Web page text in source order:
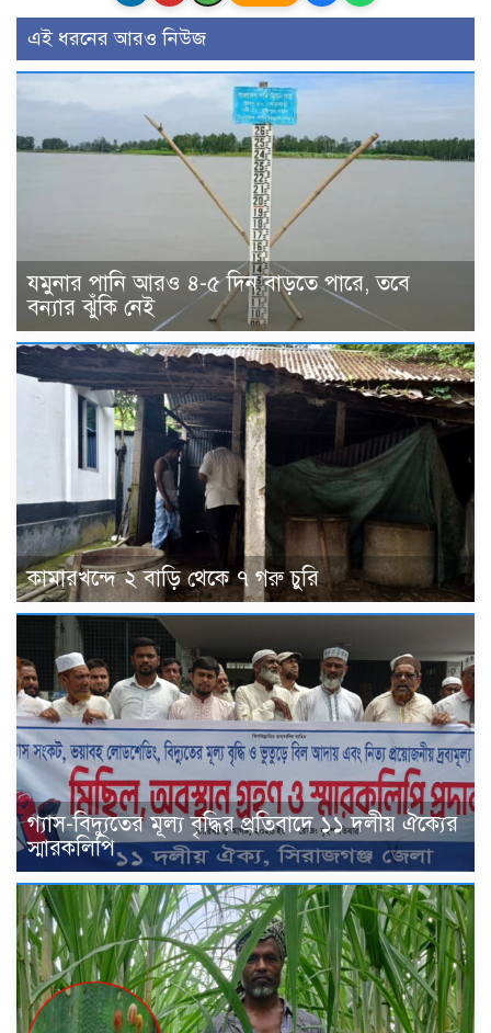
এই ধরনের আরও নিউজ
যমুনার পানি আরও ৪-৫ দিন বাড়তে পারে, তবে
বন্যার ঝুঁকি নেই
কামারখন্দে ২ বাড়ি থেকে ৭ গরু চুরি
গ্যাস-বিদ্যুতের মূল্য বৃদ্ধির প্রতিবাদে ১১ দলীয় ঐক্যের
স্মারকলিপি